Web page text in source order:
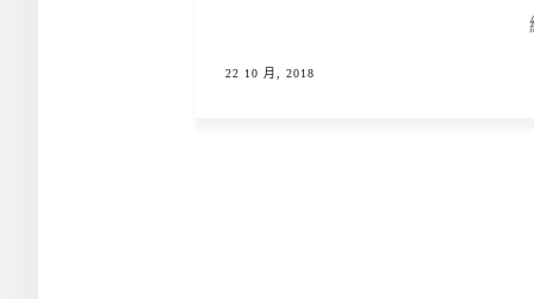
22 10 月, 2018